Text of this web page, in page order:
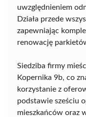
uwzględnieniem
Działa przede
zapewniając
renowację
Siedziba firmy
Kopernika 9b, co
korzystanie z
podstawie sześciu
mieszkańców oraz